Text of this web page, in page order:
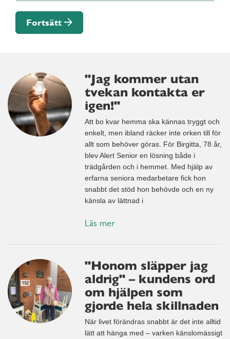
Fortsätt
"Jag kommer utan
tvekan kontakta er
igen!"
Att bo kvar hemma ska kännas tryggt och
enkelt, men ibland räcker inte orken till för
allt som behöver göras. För Birgitta, 78 år,
blev Alert Senior en lösning både i
trädgården och i hemmet. Med hjälp av
erfarna seniora medarbetare fick hon
snabbt det stöd hon behövde och en ny
känsla av lättnad i
Läs mer
"Honom släpper jag
aldrig" – kundens ord
om hjälpen som
gjorde hela skillnaden
När livet förändras snabbt är det inte alltid
lätt att hänga med – varken känslomässigt